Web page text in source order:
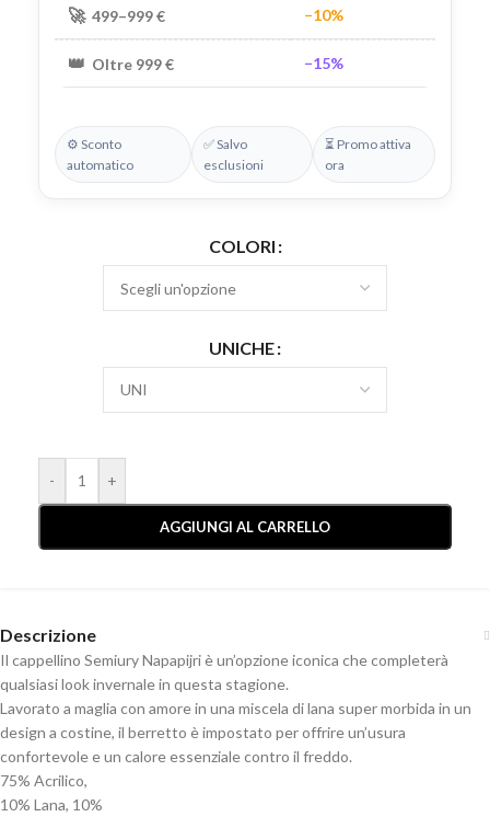
🚀 499–999 € −10%
👑 Oltre 999 € −15%
⚙️ Sconto
automatico
✅ Salvo
esclusioni
⏳ Promo attiva
ora
COLORI
UNICHE
- +
AGGIUNGI AL CARRELLO
Descrizione
Il cappellino Semiury Napapijri è un’opzione iconica che completerà
qualsiasi look invernale in questa stagione.
Lavorato a maglia con amore in una miscela di lana super morbida in un
design a costine, il berretto è impostato per offrire un’usura
confortevole e un calore essenziale contro il freddo.
75% Acrilico,
10% Lana, 10%